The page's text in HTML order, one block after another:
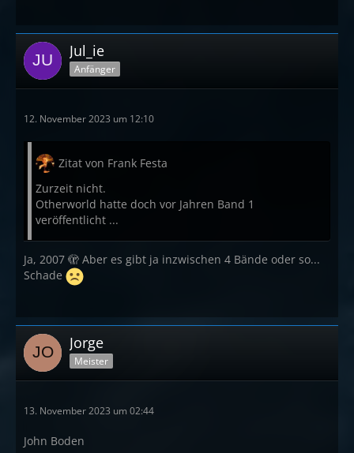
Jul_ie
Anfänger
12. November 2023 um 12:10
Zitat von Frank Festa
Zurzeit nicht.
Otherworld hatte doch vor Jahren Band 1
veröffentlicht ...
Ja, 2007 🫣 Aber es gibt ja inzwischen 4 Bände oder so...
Schade
Jorge
Meister
13. November 2023 um 02:44
John Boden